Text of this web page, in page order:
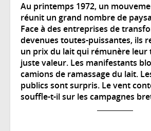
Au printemps 1972, un
réunit un grand nombre de
Face à des entreprises de
devenues toutes-puissantes, ils
un prix du lait qui rémunère leur
juste valeur. Les manifestants
camions de ramassage du lait.
publics sont surpris. Le vent
souffle-t-il sur les campagnes